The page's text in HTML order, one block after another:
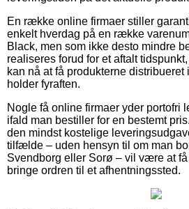
En række online firmaer stiller
enkelt hverdag på en række
Black, men som ikke desto mindre
realiseres forud for et aftalt
kan nå at få produkterne
holder fyraften.
Nogle få online firmaer yder portofri
ifald man bestiller for en bestemt
den mindst kostelige
tilfælde – uden hensyn til om man
Svendborg eller Sorø – vil være at
bringe ordren til et afhentningssted.